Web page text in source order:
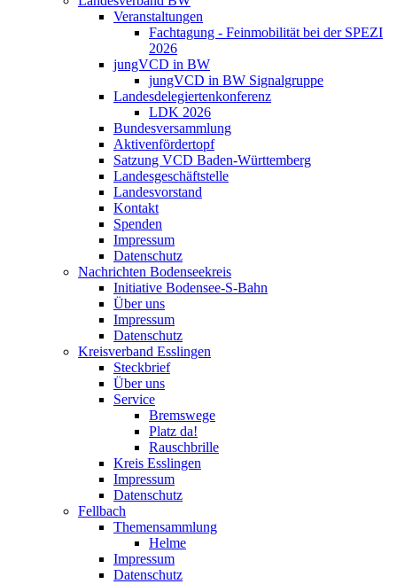
Veranstaltungen
Fachtagung - Feinmobilität bei der SPEZI
2026
jungVCD in BW
jungVCD in BW Signalgruppe
Landesdelegiertenkonferenz
LDK 2026
Bundesversammlung
Aktivenfördertopf
Satzung VCD Baden-Württemberg
Landesgeschäftstelle
Landesvorstand
Kontakt
Spenden
Impressum
Datenschutz
Nachrichten Bodenseekreis
Initiative Bodensee-S-Bahn
Über uns
Impressum
Datenschutz
Kreisverband Esslingen
Steckbrief
Über uns
Service
Bremswege
Platz da!
Rauschbrille
Kreis Esslingen
Impressum
Datenschutz
Fellbach
Themensammlung
Helme
Impressum
Datenschutz